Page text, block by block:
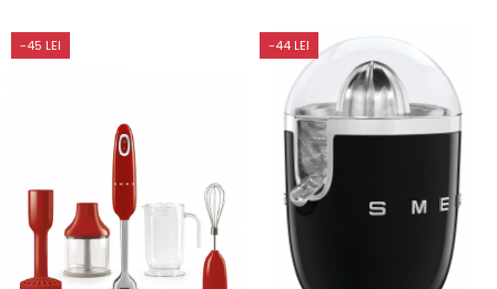
-45 LEI -44 LEI